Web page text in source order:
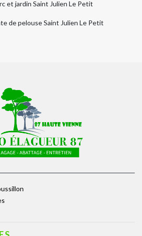
et jardin Saint Julien Le Petit
de pelouse Saint Julien Le Petit